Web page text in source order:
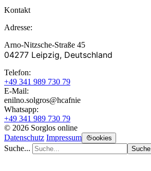
Kontakt
Adresse:
Arno-Nitzsche-Straße 45
04277 Leipzig, Deutschland
Telefon:
+49 341 989 730 79
E-Mail:
enilno.solgros@hcafnie
Whatsapp:
+49 341 989 730 79
© 2026 Sorglos online
Datenschutz Impressum ookies
Suche... Suche